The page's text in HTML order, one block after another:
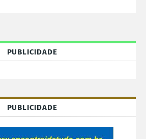
PUBLICIDADE
PUBLICIDADE